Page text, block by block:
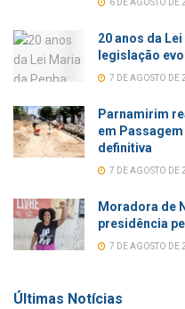
6 DE AGOSTO DE
20 anos da
legislação
7 DE AGOSTO DE
Parnamirim
em
definitiva
7 DE AGOSTO DE
Moradora de
presidência
7 DE AGOSTO DE
Últimas Notícias